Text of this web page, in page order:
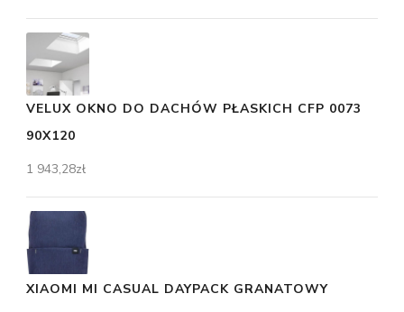
VELUX OKNO DO DACHÓW PŁASKICH CFP 0073
90X120
1 943,28zł
XIAOMI MI CASUAL DAYPACK GRANATOWY